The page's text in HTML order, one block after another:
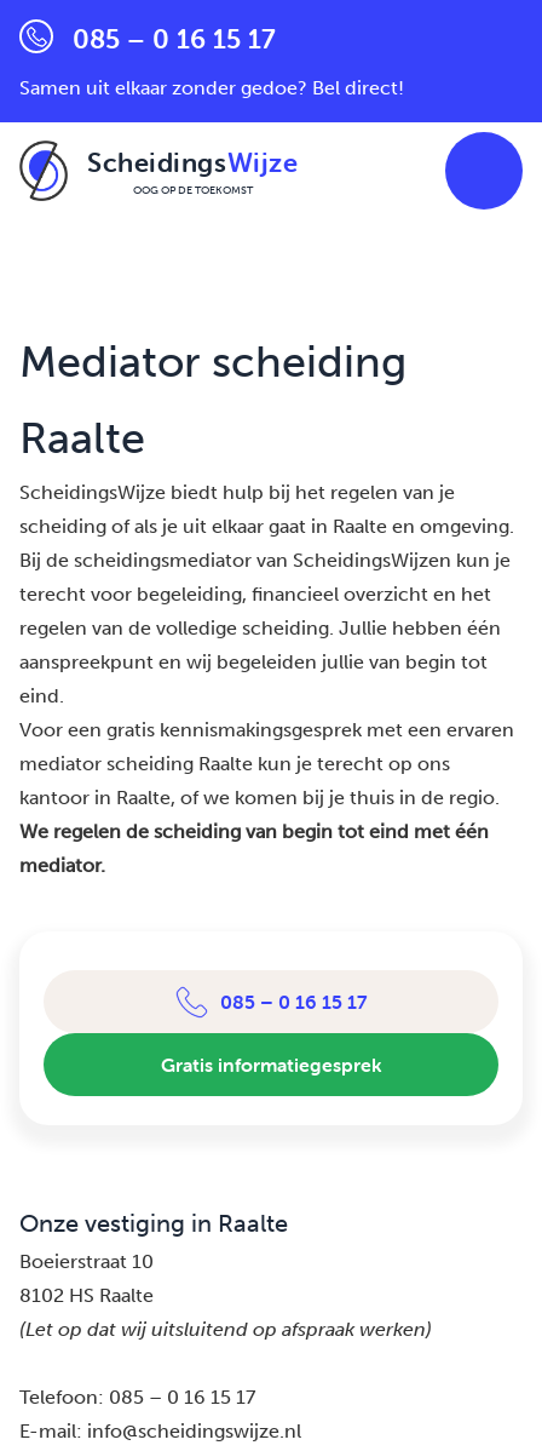
085 – 0 16 15 17
Samen uit elkaar zonder gedoe? Bel direct!
ScheidingsWijze
OOG OP DE TOEKOMST
Mediator scheiding
Raalte
ScheidingsWijze biedt hulp bij het regelen van je
scheiding of als je uit elkaar gaat in Raalte en omgeving.
Bij de scheidingsmediator van ScheidingsWijzen kun je
terecht voor begeleiding, financieel overzicht en het
regelen van de volledige scheiding. Jullie hebben één
aanspreekpunt en wij begeleiden jullie van begin tot
eind.
Voor een gratis kennismakingsgesprek met een ervaren
mediator scheiding Raalte kun je terecht op ons
kantoor in Raalte, of we komen bij je thuis in de regio.
We regelen de scheiding van begin tot eind met één
mediator.
085 – 0 16 15 17
Gratis informatiegesprek
Onze vestiging in Raalte
Boeierstraat 10
8102 HS Raalte
(Let op dat wij uitsluitend op afspraak werken)
Telefoon: 085 – 0 16 15 17
E-mail: info@scheidingswijze.nl